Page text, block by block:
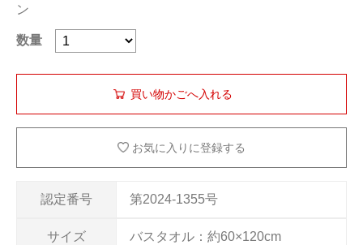
認定番号 第2024-1355号
サイズ バスタオル：約60×120cm
ン
数量
お気に入りに登録する